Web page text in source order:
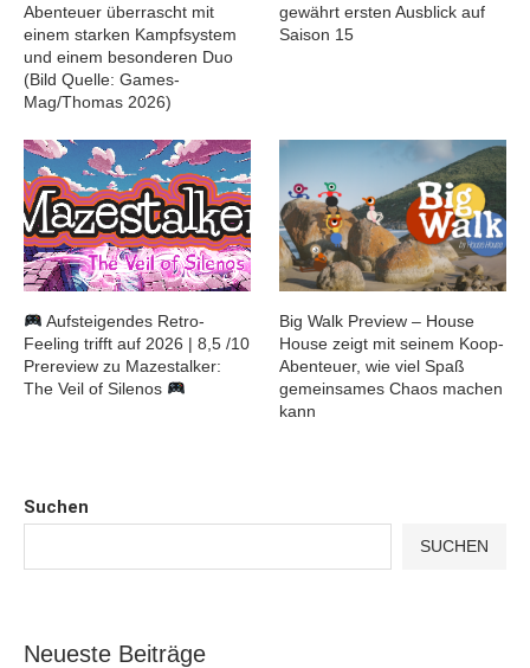
Suchen
SUCHEN
Neueste Beiträge
Abenteuer überrascht mit
einem starken Kampfsystem
und einem besonderen Duo
(Bild Quelle: Games-
Mag/Thomas 2026)
gewährt ersten Ausblick auf
Saison 15
Aufsteigendes Retro-
Feeling trifft auf 2026 | 8,5 /10
Prereview zu Mazestalker:
The Veil of Silenos
Big Walk Preview – House
House zeigt mit seinem Koop-
Abenteuer, wie viel Spaß
gemeinsames Chaos machen
kann